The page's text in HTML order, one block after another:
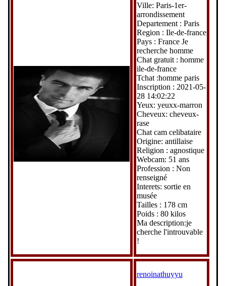
Ville: Paris-1er-
arrondissement
Departement : Paris
Region : Ile-de-france
Pays : France Je
recherche homme
Chat gratuit : homme
ile-de-france
Tchat :homme paris
Inscription : 2021-05-
28 14:02:22
Yeux: yeuxx-marron
Cheveux: cheveux-
rase
Chat cam celibataire
Origine: antillaise
Religion : agnostique
Webcam: 51 ans
Profession : Non
renseigné
Interets: sortie en
musée
Tailles : 178 cm
Poids : 80 kilos
Ma description:je
cherche l'introuvable
!
renoinathuyyu